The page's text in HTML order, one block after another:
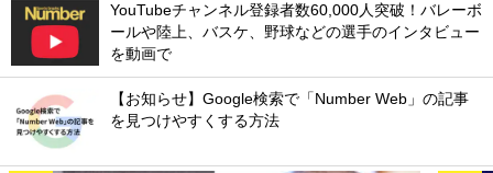
YouTubeチャンネル登録者数60,000人突破！バレーボ
ールや陸上、バスケ、野球などの選手のインタビュー
を動画で
【お知らせ】Google検索で「Number Web」の記事
を見つけやすくする方法